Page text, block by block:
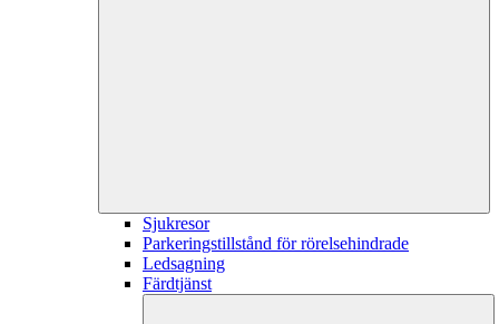
Sjukresor
Parkeringstillstånd för rörelsehindrade
Ledsagning
Färdtjänst